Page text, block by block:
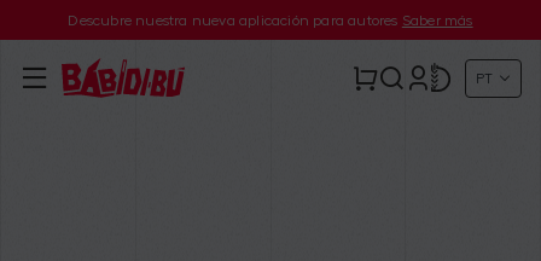
Descubre nuestra nueva aplicación para autores Saber más
PT